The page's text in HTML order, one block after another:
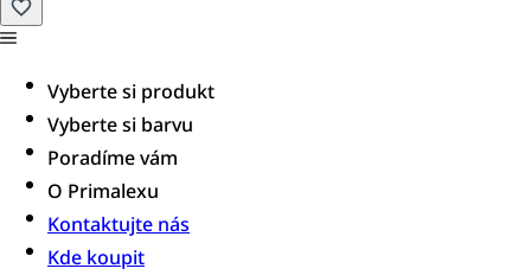
Vyberte si produkt
Vyberte si barvu
Poradíme vám​
O Primalexu
Kontaktujte nás
Kde koupit